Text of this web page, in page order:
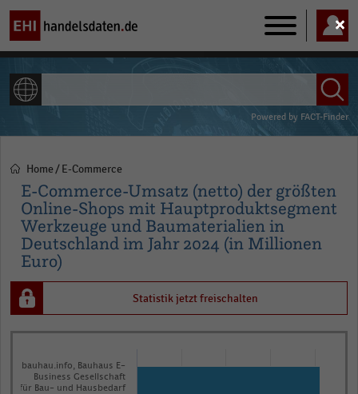
Main
navigation
Powered by FACT-Finder
Pfadnavigation
Home E-Commerce
E-Commerce-Umsatz (netto) der größten
Online-Shops mit Hauptproduktsegment
Werkzeuge und Baumaterialien in
Deutschland im Jahr 2024 (in Millionen
Euro)
Statistik jetzt freischalten
chart
with
graphic.
bauhau.info, Bauhaus E-
Business Gesellschaft
für Bau- und Hausbedarf